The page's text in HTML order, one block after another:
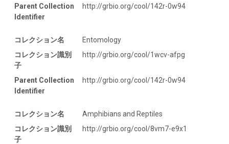
Parent Collection
Identifier
http://grbio.org/cool/142r-0w94
コレクション名
Entomology
コレクション識別
子
http://grbio.org/cool/1wcv-afpg
Parent Collection
Identifier
http://grbio.org/cool/142r-0w94
コレクション名
Amphibians and Reptiles
コレクション識別
子
http://grbio.org/cool/8vm7-e9x1